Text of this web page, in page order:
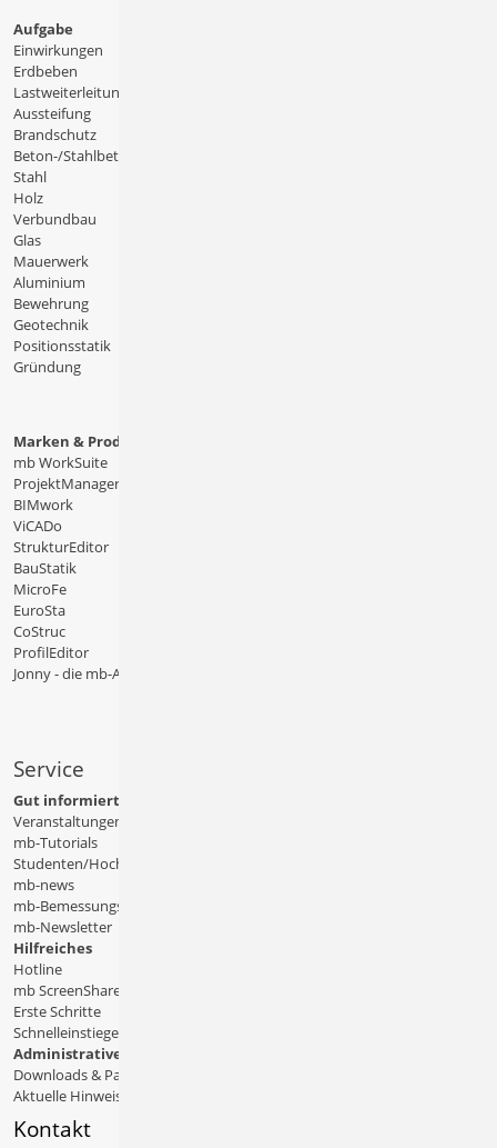
Aufgabe
Einwirkungen
Erdbeben
Lastweiterleitung
Aussteifung
Brandschutz
Beton-/Stahlbeton
Stahl
Holz
Verbundbau
Glas
Mauerwerk
Aluminium
Bewehrung
Geotechnik
Positionsstatik
Gründung
Marken & Produkte
mb WorkSuite
ProjektManager
BIMwork
ViCADo
StrukturEditor
BauStatik
MicroFe
EuroSta
CoStruc
ProfilEditor
Jonny - die mb-App
Service
Gut informiert
Veranstaltungen
mb-Tutorials
Studenten/Hochschule
mb-news
mb-Bemessungstafeln
mb-Newsletter
Hilfreiches
Hotline
mb ScreenShare
Erste Schritte
Schnelleinstiege & Doku
Administratives
Downloads & Patches
Aktuelle Hinweise
Kontakt